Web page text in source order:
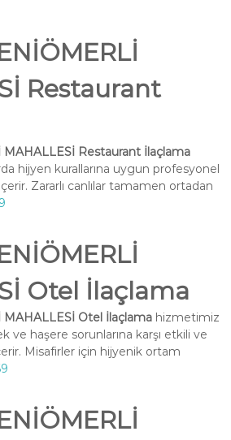
Restaurant
Restaurant İlaçlama
hijyen kurallarına uygun profesyonel
Zararlı canlılar tamamen ortadan
Otel İlaçlama
Otel İlaçlamahizmetimiz
ve haşere sorunlarına karşı etkili ve
Misafirler için hijyenik ortam